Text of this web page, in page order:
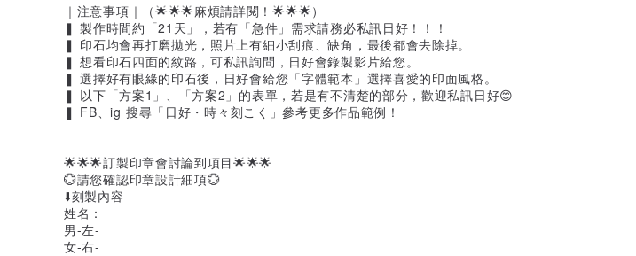
｜注意事項｜（🌟🌟🌟麻煩請詳閱！🌟🌟🌟）
❚ 製作時間約「21天」，若有「急件」需求請務必私訊日好！！！
❚ 印石均會再打磨拋光，照片上有細小刮痕、缺角，最後都會去除掉。
❚ 想看印石四面的紋路，可私訊詢問，日好會錄製影片給您。
❚ 選擇好有眼緣的印石後，日好會給您「字體範本」選擇喜愛的印面風格。
❚ 以下「方案1」、「方案2」的表單，若是有不清楚的部分，歡迎私訊日好😊
❚ FB、ig 搜尋「日好・時々刻こく」參考更多作品範例！
🌟🌟🌟訂製印章會討論到項目🌟🌟🌟
💮請您確認印章設計細項💮
⬇️刻製內容
姓名：
男-左-
女-右-